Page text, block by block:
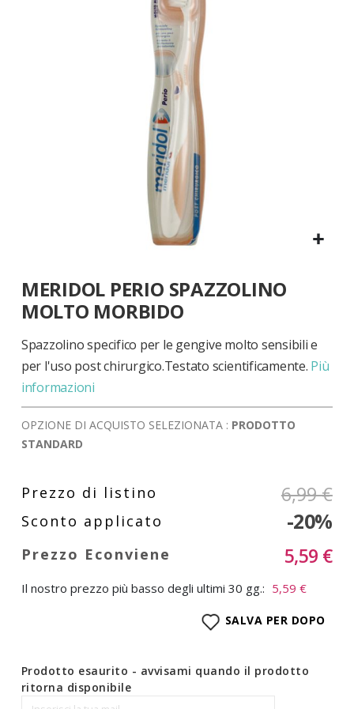
all'inizio
della
galleria
di
immagini
MERIDOL PERIO SPAZZOLINO
MOLTO MORBIDO
Spazzolino specifico per le gengive molto sensibili e
per l'uso post chirurgico.Testato scientificamente. Più
informazioni
OPZIONE DI ACQUISTO SELEZIONATA : PRODOTTO
STANDARD
6,99 €
-20%
5,59 €
Il nostro prezzo più basso degli ultimi 30 gg.: 5,59 €
SALVA PER DOPO
Prodotto esaurito - avvisami quando il prodotto
ritorna disponibile